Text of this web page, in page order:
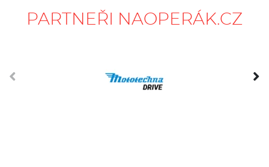
PARTNEŘI NAOPERÁK.CZ